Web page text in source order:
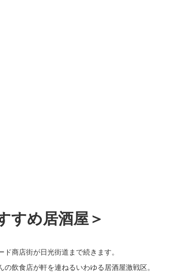
すめ居酒屋＞
商店街が日光街道まで続きます。
飲食店が軒を連ねるいわゆる居酒屋激戦区。